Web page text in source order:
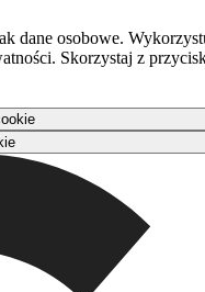
dane osobowe.
Skorzystaj z